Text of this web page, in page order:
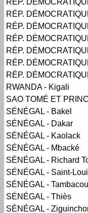
RÉP.
RÉP.
RÉP.
RÉP.
RÉP.
RÉP.
RÉP.
RWANDA - Kigali
SAO TOMÉ ET
SÉNÉGAL - Bakel
SÉNÉGAL - Dakar
SÉNÉGAL - Kaolack
SÉNÉGAL - Mbacké
SÉNÉGAL - Richard
SÉNÉGAL - Saint-
SÉNÉGAL -
SÉNÉGAL - Thiès
SÉNÉGAL -